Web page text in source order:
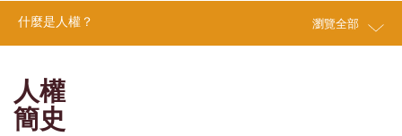
什麼是人權？ 瀏覽全部
人權
簡史